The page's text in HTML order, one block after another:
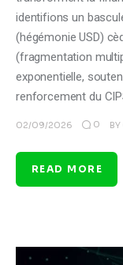
identifions un
(hégémonie USD)
(fragmentation
exponentielle,
renforcement du
02/09/2026 0 BY
READ MORE